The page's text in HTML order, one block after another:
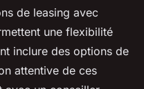
de leasing avec
une flexibilité
inclure des options de
attentive de ces